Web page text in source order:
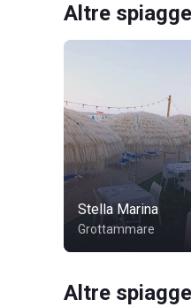
Altre
Stella Marina
Grottammare
Altre